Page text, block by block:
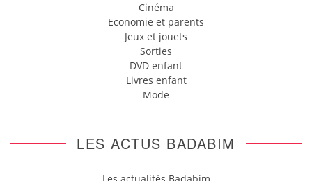
Cinéma
Economie et parents
Jeux et jouets
Sorties
DVD enfant
Livres enfant
Mode
LES ACTUS BADABIM